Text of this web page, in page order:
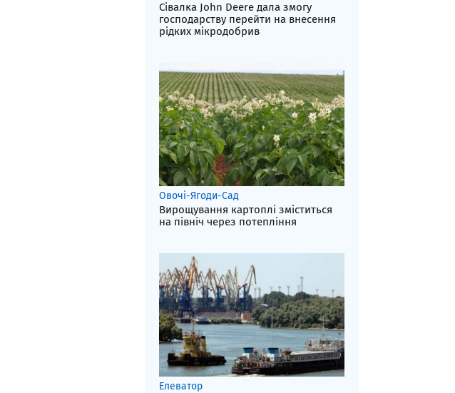
Сівалка John Deere дала змогу
господарству перейти на внесення
рідких мікродобрив
Овочі-Ягоди-Сад
Вирощування картоплі зміститься
на північ через потепління
Елеватор